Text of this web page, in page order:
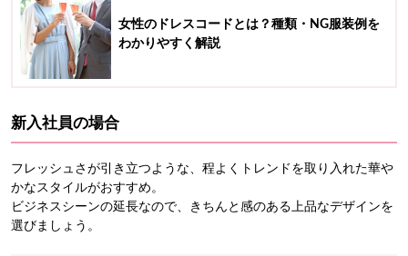
女性のドレスコードとは？種類・NG服装例を
わかりやすく解説
新入社員の場合
フレッシュさが引き立つような、程よくトレンドを取り入れた華や
かなスタイルがおすすめ。
ビジネスシーンの延長なので、きちんと感のある上品なデザインを
選びましょう。